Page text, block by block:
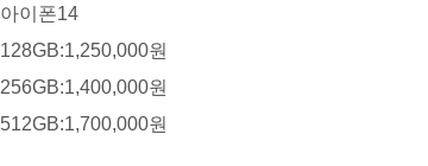
아이폰14
128GB:1,250,000원
256GB:1,400,000원
512GB:1,700,000원